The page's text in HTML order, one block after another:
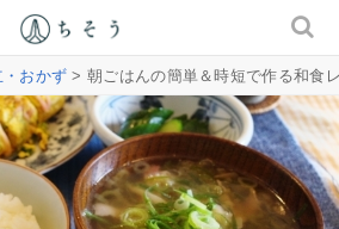
・おかず > 朝ごはんの簡単＆時短で作る和食